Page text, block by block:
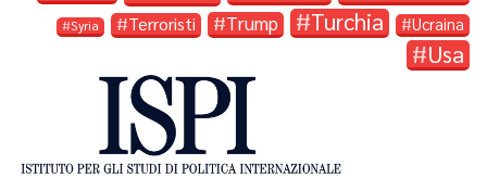
Syria Terroristi Trump Turchia Ucraina
Usa